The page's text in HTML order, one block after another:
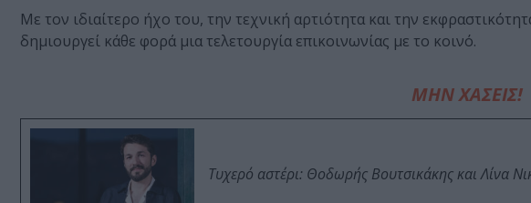
Με τον ιδιαίτερο ήχο του, την τεχνική αρτιότητα και την
δημιουργεί κάθε φορά μια τελετουργία επικοινωνίας με το κοινό.
ΜΗΝ ΧΑΣΕΙΣ!
Τυχερό αστέρι: Θοδωρής Βουτσικάκης και Λίνα